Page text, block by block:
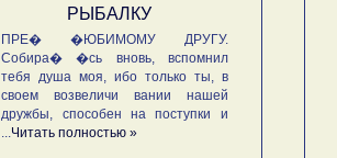
РЫБАЛКУ
ПРЕ� �ЮБИМОМУ ДРУГУ.
Собира� �сь вновь, вспомнил
тебя душа моя, ибо только ты, в
своем возвеличи вании нашей
дружбы, способен на поступки и
...Читать полностью »